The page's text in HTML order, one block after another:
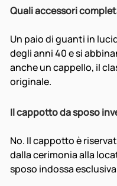
Quali accessori
Un paio di guanti in
degli anni 40 e si
anche un cappello, il
originale.
Il cappotto da sposo
No. Il cappotto è
dalla cerimonia alla
sposo indossa